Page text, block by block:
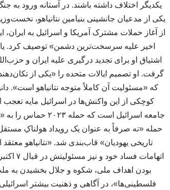
یکدیگر اختلاف داشته باشند. در آستانه ورود
یکی از مدعیان جانشینی بنیامین نتانیاهو،
از آغاز حملات مشترک آمریکا و اسرائیل به
اخیر علیه سرسخت‌ترین دشمن» توصیف کرد.
اشتیاق او برای تجدید درگیری علیه ایران و
گرفت. او تصمیم ایالات متحده را «یکی از
که «مسئولیت آن کاملاً متوجه نتانیاهو است».
کوچکی از این واکنش‌ها در اسرائیل مایه تعجب
جامعه اسرائیل
حمله «نه صرفاً به عنوان یک رویداد هولناکِ
تاریخی یهودیان» قاب‌بندی شد. «نتانیاهو
بودن اهداف ملی، شکوه و جلال بخشیدن به
فلسطینی‌ها»، در آگاهی و ذهنیت بیشتر